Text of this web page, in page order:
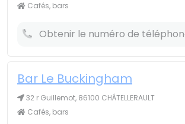
Cafés, bars
Obtenir le numéro de
Bar Le Buckingham
32 r Guillemot, 86100 CHÂTELLERAULT
Cafés, bars